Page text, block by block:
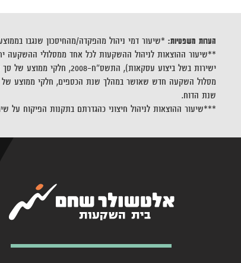
הערות משפטיות: *שיעור דמי ניהול מהפקדה/מהחיסכון שנגבו
ישירות בשל ביצוע
מסלול השקעה חדש שאושר במהלך שנת הכספים, חלקי ממוצע של
שנת הדוח.
***שיעור ההוצאות לניהול חיצוני כהגדרתם בתקנות הפיקוח על